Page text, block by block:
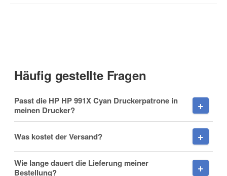
Häufig gestellte Fragen
Passt die HP HP 991X Cyan Druckerpatrone in
meinen Drucker?
Was kostet der Versand?
Wie lange dauert die Lieferung meiner
Bestellung?